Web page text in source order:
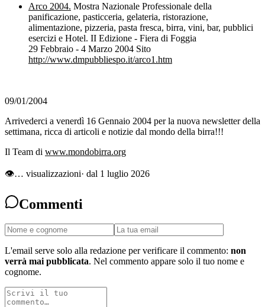
Arco 2004. Mostra Nazionale Professionale della
panificazione, pasticceria, gelateria, ristorazione,
alimentazione, pizzeria, pasta fresca, birra, vini, bar, pubblici
esercizi e Hotel. II Edizione - Fiera di Foggia
29 Febbraio - 4 Marzo 2004 Sito
http://www.dmpubbliespo.it/arco1.htm
09/01/2004
Arrivederci a venerdì 16 Gennaio 2004 per la nuova newsletter della
settimana, ricca di articoli e notizie dal mondo della birra!!!
Il Team di www.mondobirra.org
👁… visualizzazioni· dal 1 luglio 2026
Commenti
L'email serve solo alla redazione per verificare il commento: non
verrà mai pubblicata. Nel commento appare solo il tuo nome e
cognome.